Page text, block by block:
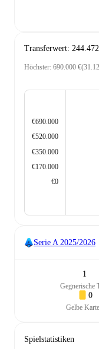
Transferwert:
Höchster: 690.000 €(
€690.000
€520.000
€350.000
€170.000
€0
Serie A 2025/2026
1
Gegnerische
0
Gelbe
Spielstatistiken